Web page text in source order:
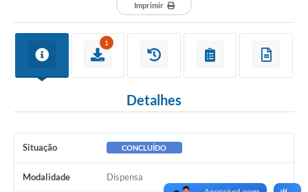
Leis Municipais
Legislação
Carta de Serviços
Galeria de Fotos
Imprimir
1
Detalhes
Situação CONCLUÍDO
Modalidade Dispensa